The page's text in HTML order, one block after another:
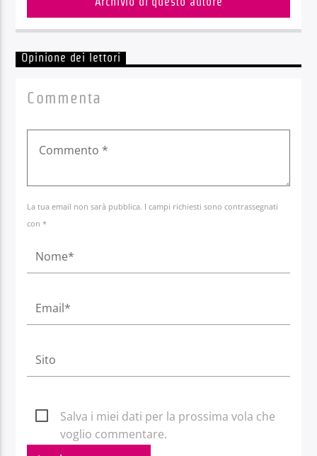
Opinione dei lettori
Commenta
La tua email non sarà pubblica. I campi richiesti sono contrassegnati
con *
Salva i miei dati per la prossima vola che
voglio commentare.